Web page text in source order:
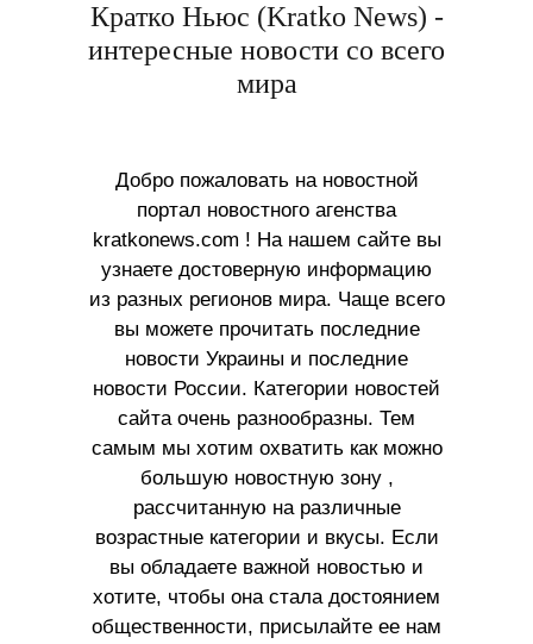
Кратко Ньюс (Kratko News) -
интересные новости со всего
мира
Добро пожаловать на новостной
портал новостного агенства
kratkonews.com ! На нашем сайте вы
узнаете достоверную информацию
из разных регионов мира. Чаще всего
вы можете прочитать последние
новости Украины и последние
новости России. Категории новостей
сайта очень разнообразны. Тем
самым мы хотим охватить как можно
большую новостную зону ,
рассчитанную на различные
возрастные категории и вкусы. Если
вы обладаете важной новостью и
хотите, чтобы она стала достоянием
общественности, присылайте ее нам